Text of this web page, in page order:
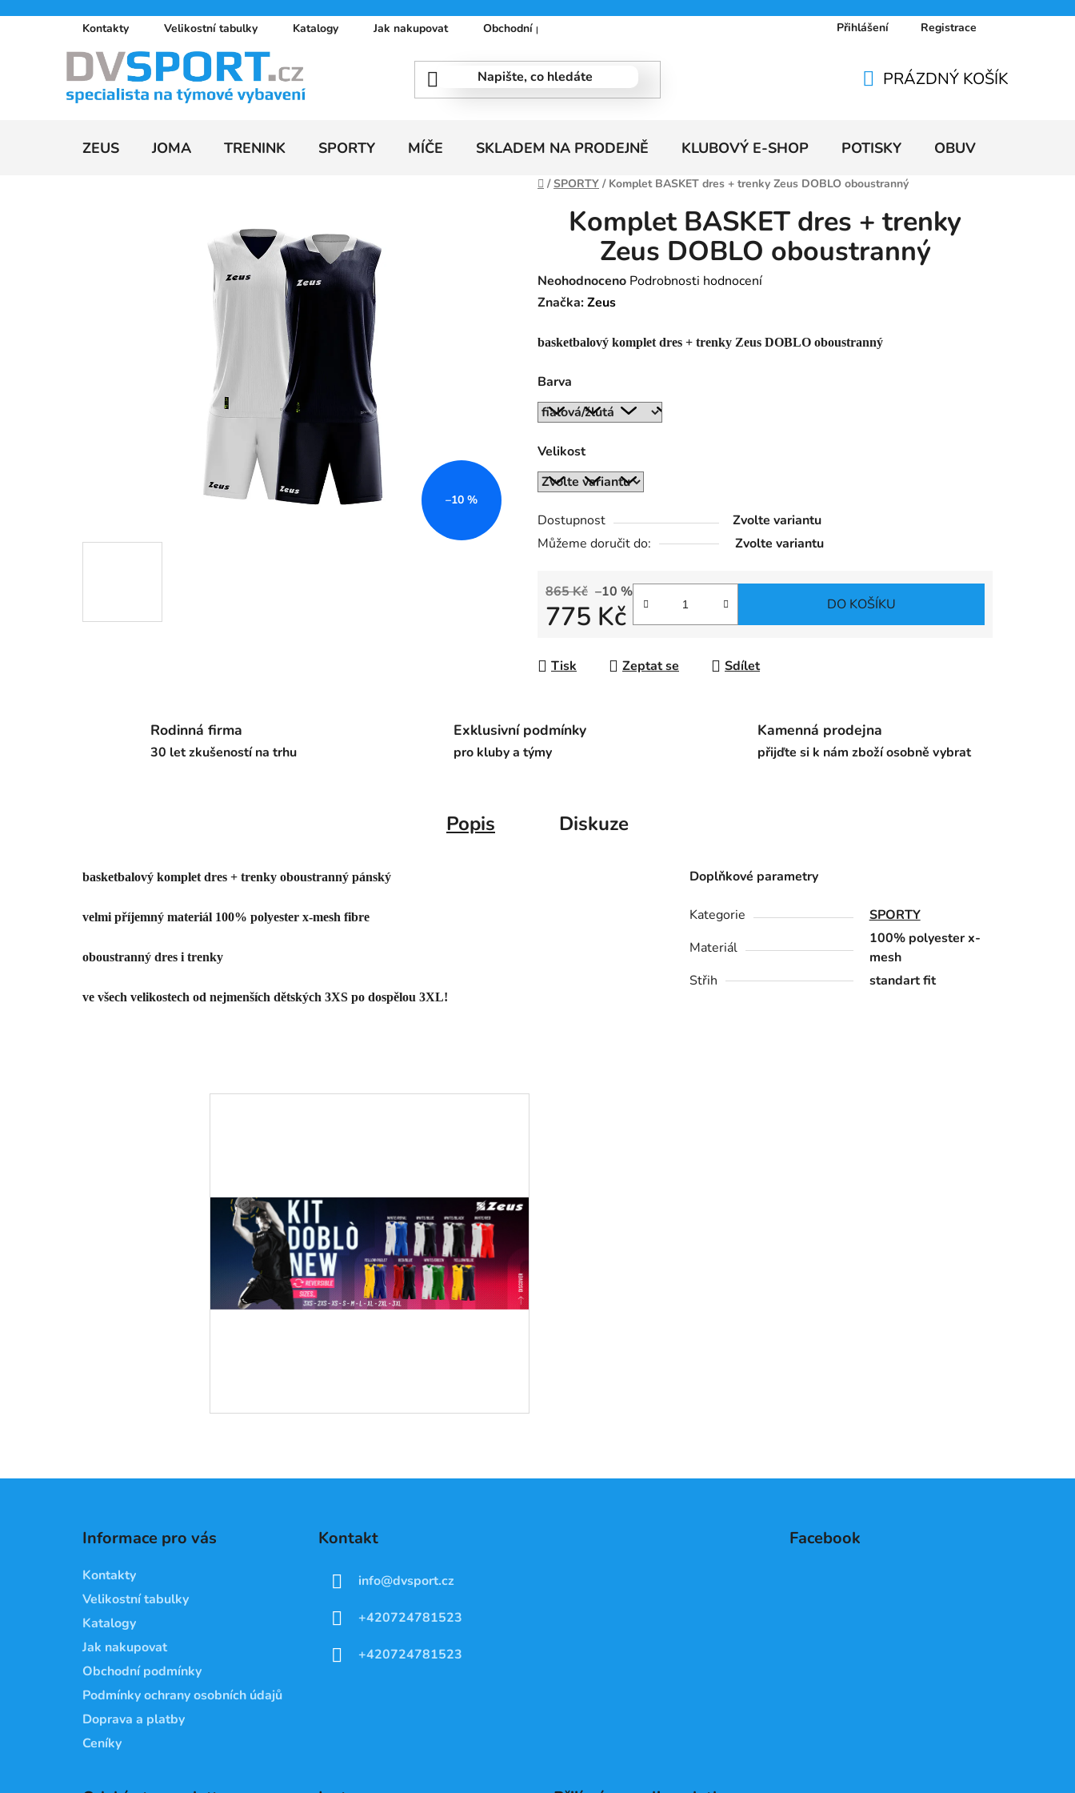
Kontakty Velikostní tabulky Katalogy Jak nakupovat Obchodní podmínky Doprava a platby Ceníky
Přihlášení Registrace
KOŠÍK
PRÁZDNÝ KOŠÍK
ZEUS JOMA TRENINK SPORTY MÍČE SKLADEM NA PRODEJNĚ KLUBOVÝ E-SHOP POTISKY OBUV
Domů
/ SPORTY / Komplet BASKET dres + trenky Zeus DOBLO oboustranný
Komplet BASKET dres + trenky
Zeus DOBLO oboustranný
Průměrné
hodnocení
je
z
5
Neohodnoceno Podrobnosti hodnocení
Značka:Zeus
basketbalový komplet dres + trenky Zeus DOBLO oboustranný
Barva
Velikost
Dostupnost
Zvolte variantu
Můžeme doručit do:
Zvolte variantu
865 Kč –10 %
775 Kč DO KOŠÍKU
Tisk Zeptat se Sdílet
–10 %
Rodinná firma
30 let zkušeností na trhu
Exklusivní podmínky
pro kluby a týmy
Kamenná prodejna
přijďte si k nám zboží osobně vybrat
Popis Diskuze
basketbalový komplet dres + trenky oboustranný pánský
velmi příjemný materiál 100% polyester x-mesh fibre
oboustranný dres i trenky
ve všech velikostech od nejmenších dětských 3XS po dospělou 3XL!
Doplňkové parametry
Kategorie
SPORTY
Materiál
100% polyester x-
mesh
Střih
standart fit
Informace pro vás
Kontakty
Velikostní tabulky
Katalogy
Jak nakupovat
Obchodní podmínky
Podmínky ochrany osobních údajů
Doprava a platby
Ceníky
Kontakt
info@dvsport.cz
+420724781523
+420724781523
Facebook